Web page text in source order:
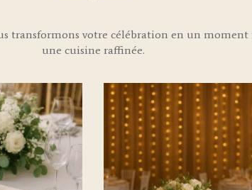
transformons votre célébration en un moment
une cuisine raffinée.